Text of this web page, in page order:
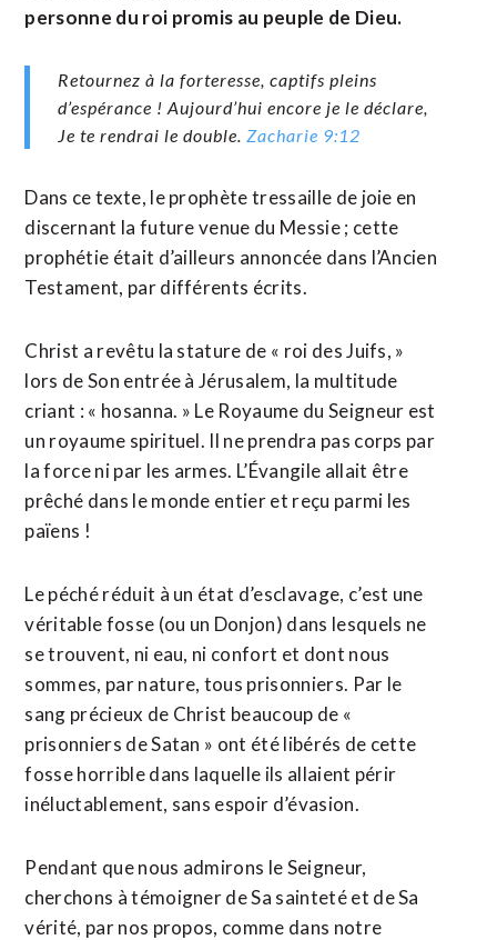
personne du roi promis au peuple de Dieu.
Retournez à la forteresse, captifs pleins
d’espérance ! Aujourd’hui encore je le déclare,
Je te rendrai le double.Zacharie 9:12
Dans ce texte, le prophète tressaille de joie en
discernant la future venue du Messie ; cette
prophétie était d’ailleurs annoncée dans l’Ancien
Testament, par différents écrits.
Christ a revêtu la stature de « roi des Juifs, »
lors de Son entrée à Jérusalem, la multitude
criant : « hosanna. » Le Royaume du Seigneur est
un royaume spirituel. Il ne prendra pas corps par
la force ni par les armes. L’Évangile allait être
prêché dans le monde entier et reçu parmi les
païens !
Le péché réduit à un état d’esclavage, c’est une
véritable fosse (ou un Donjon) dans lesquels ne
se trouvent, ni eau, ni confort et dont nous
sommes, par nature, tous prisonniers. Par le
sang précieux de Christ beaucoup de «
prisonniers de Satan » ont été libérés de cette
fosse horrible dans laquelle ils allaient périr
inéluctablement, sans espoir d’évasion.
Pendant que nous admirons le Seigneur,
cherchons à témoigner de Sa sainteté et de Sa
vérité, par nos propos, comme dans notre